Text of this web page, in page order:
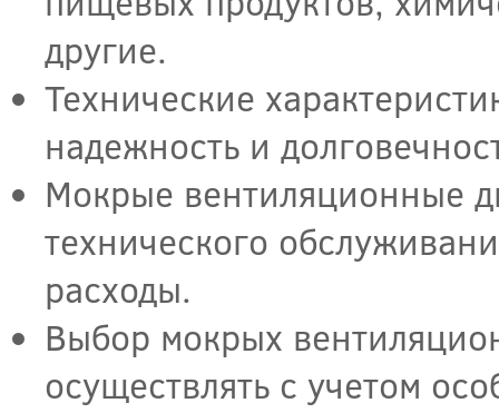
другие.
Технические
надежность и
Мокрые вентиляционные
технического
расходы.
Выбор мокрых
осуществлять с учетом